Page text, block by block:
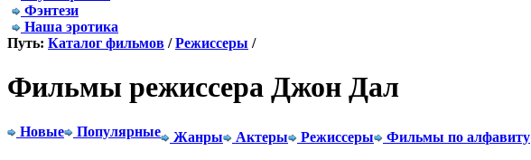
Фэнтези
Наша эротика
Путь: Каталог фильмов /Режиссеры /
Фильмы режиссера Джон Дал
Новые Популярные Жанры Актеры Режиссеры Фильмы по алфавиту